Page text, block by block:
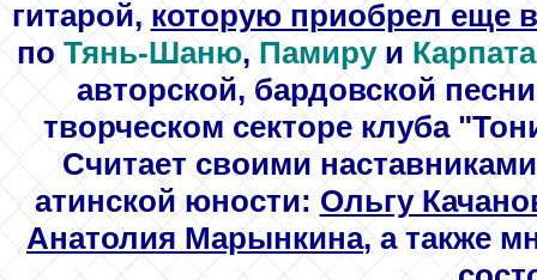
гитарой, которую приобрел еще
по Тянь-Шаню, Памируи
авторской, бардовской
творческом секторе клуба "
Считает своими
атинской юности: Ольгу
Анатолия Марынкина, а также